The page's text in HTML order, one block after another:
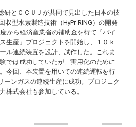
研とＣＣＵＪが共同で見出した日本の技
収型水素製造技術（HyPr-RING）の開発
から経済産業省の補助金を得て「バイ
生産」プロジェクトを開始し、１０ｋ
ル連続装置を設計、試作した。これま
では成功していたが、実用化のために
今回、本装置を用いての連続運転を行
ーンガスの連続生産に成功。プロジェク
株式会社も参加している。